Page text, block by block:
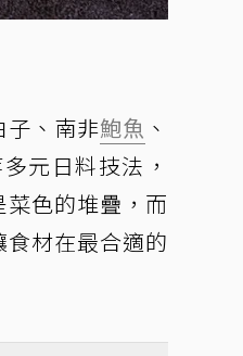
子、南非鮑魚 、
元日料技法，
色的堆疊，而
材在最合適的